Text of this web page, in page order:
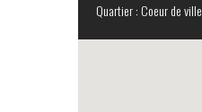
Quartier : Coeur de ville